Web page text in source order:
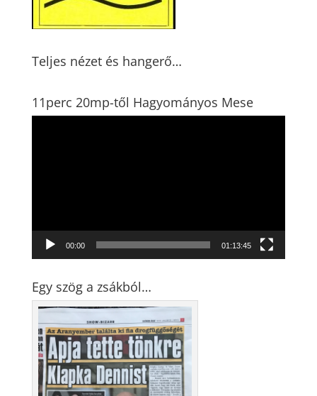
Teljes nézet és hangerő…
11perc 20mp-től Hagyományos Mese
00:00 01:13:45
Egy szög a zsákból…